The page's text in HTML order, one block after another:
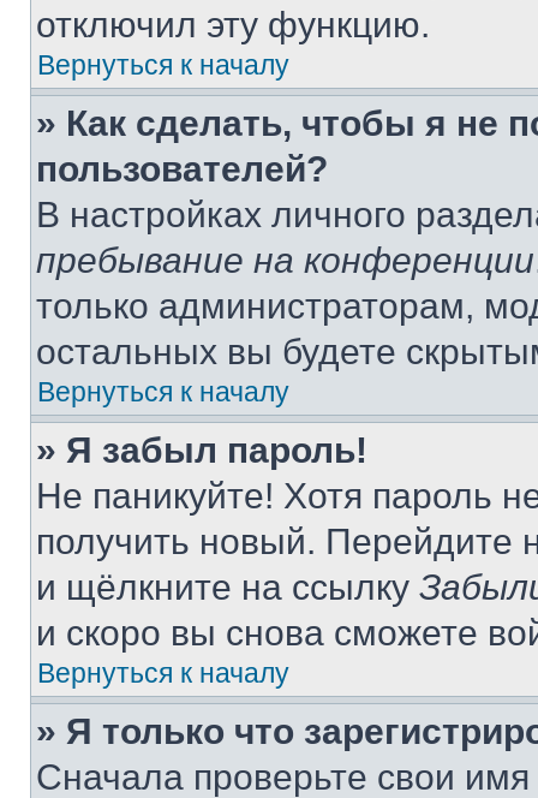
отключил эту функцию.
Вернуться к началу
» Как сделать, чтобы я не
пользователей?
В настройках личного
пребывание на конференции
только администраторам,
остальных вы будете
Вернуться к началу
» Я забыл пароль!
Не паникуйте! Хотя пароль
получить новый. Перейдите
и щёлкните на ссылку
и скоро вы снова сможете
Вернуться к началу
» Я только что
Сначала проверьте свои